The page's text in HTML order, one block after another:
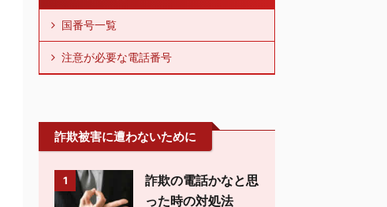
国番号一覧
注意が必要な電話番号
詐欺被害に遭わないために
1
詐欺の電話かなと思
った時の対処法